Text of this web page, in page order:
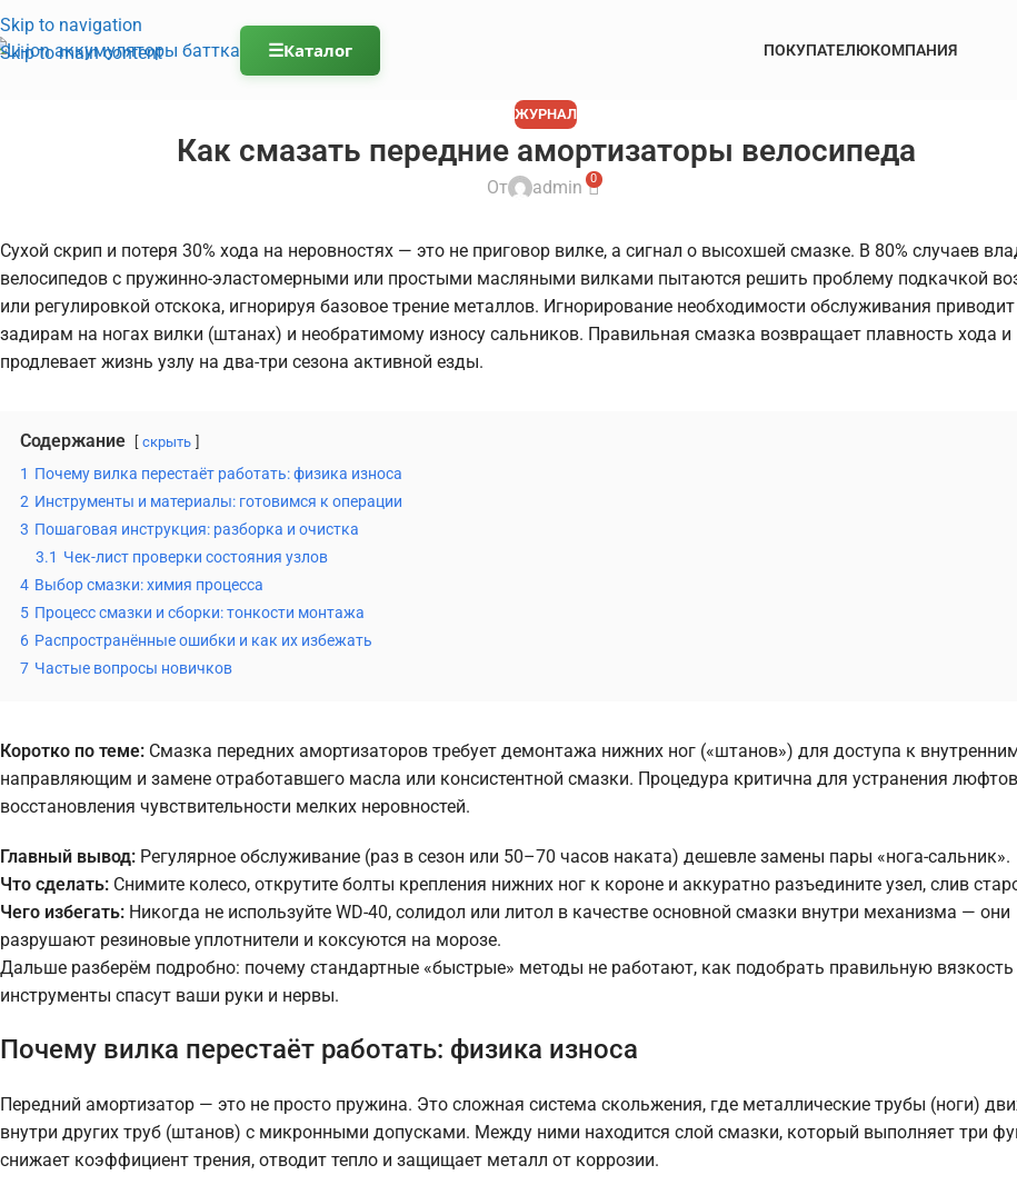
Skip to navigation
Skip to main content
☰Каталог ПОКУПАТЕЛЮКОМПАНИЯ
ЖУРНАЛ
Как смазать передние амортизаторы велосипеда
От admin 0
Сухой скрип и потеря 30% хода на неровностях — это не приговор вилке, а сигнал о высохшей смазке. В 80% случаев
велосипедов с пружинно-эластомерными или простыми масляными вилками пытаются решить проблему подкачкой
или регулировкой отскока, игнорируя базовое трение металлов. Игнорирование необходимости обслуживания приводит
задирам на ногах вилки (штанах) и необратимому износу сальников. Правильная смазка возвращает плавность хода и
продлевает жизнь узлу на два-три сезона активной езды.
Содержание скрыть
1 Почему вилка перестаёт работать: физика износа
2 Инструменты и материалы: готовимся к операции
3 Пошаговая инструкция: разборка и очистка
3.1 Чек-лист проверки состояния узлов
4 Выбор смазки: химия процесса
5 Процесс смазки и сборки: тонкости монтажа
6 Распространённые ошибки и как их избежать
7 Частые вопросы новичков
Коротко по теме: Смазка передних амортизаторов требует демонтажа нижних ног («штанов») для доступа к
направляющим и замене отработавшего масла или консистентной смазки. Процедура критична для устранения
восстановления чувствительности мелких неровностей.
Главный вывод: Регулярное обслуживание (раз в сезон или 50–70 часов наката) дешевле замены пары «нога-сальник».
Что сделать: Снимите колесо, открутите болты крепления нижних ног к короне и аккуратно разъедините узел, слив
Чего избегать: Никогда не используйте WD-40, солидол или литол в качестве основной смазки внутри механизма — они
разрушают резиновые уплотнители и коксуются на морозе.
Дальше разберём подробно: почему стандартные «быстрые» методы не работают, как подобрать правильную вязкость
инструменты спасут ваши руки и нервы.
Почему вилка перестаёт работать: физика износа
Передний амортизатор — это не просто пружина. Это сложная система скольжения, где металлические трубы (ноги)
внутри других труб (штанов) с микронными допусками. Между ними находится слой смазки, который выполняет три
снижает коэффициент трения, отводит тепло и защищает металл от коррозии.